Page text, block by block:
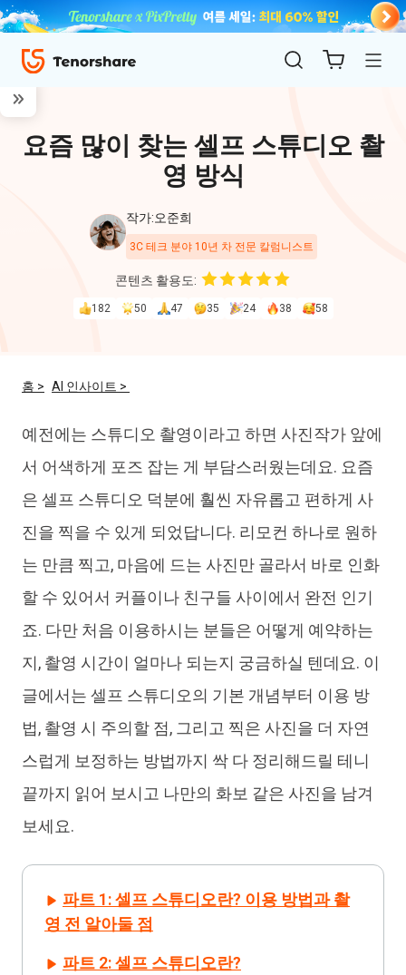
for iOS
iOS
iAnyGo
요즘 많이 찾는 셀프 스튜디오 촬
영 방식
작가:오준희
3C 테크 분야 10년 차 전문 칼럼니스트
콘텐츠 활용도:
182 50 47 35 24 38 58
홈 > AI 인사이트 >
예전에는 스튜디오 촬영이라고 하면 사진작가 앞에
서 어색하게 포즈 잡는 게 부담스러웠는데요. 요즘
은 셀프 스튜디오 덕분에 훨씬 자유롭고 편하게 사
진을 찍을 수 있게 되었답니다. 리모컨 하나로 원하
는 만큼 찍고, 마음에 드는 사진만 골라서 바로 인화
할 수 있어서 커플이나 친구들 사이에서 완전 인기
죠. 다만 처음 이용하시는 분들은 어떻게 예약하는
지, 촬영 시간이 얼마나 되는지 궁금하실 텐데요. 이
글에서는 셀프 스튜디오의 기본 개념부터 이용 방
법, 촬영 시 주의할 점, 그리고 찍은 사진을 더 자연
스럽게 보정하는 방법까지 싹 다 정리해드릴 테니
끝까지 읽어 보시고 나만의 화보 같은 사진을 남겨
보세요.
파트 1: 셀프 스튜디오란? 이용 방법과 촬
영 전 알아둘 점
파트 2: 셀프 스튜디오란?